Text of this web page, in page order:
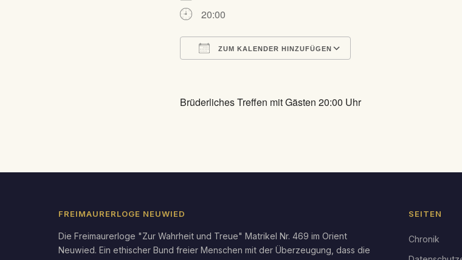
20:00
ZUM KALENDER HINZUFÜGEN
Brüderliches Treffen mit Gästen 20:00 Uhr
FREIMAURERLOGE NEUWIED
Die Freimaurerloge "Zur Wahrheit und Treue" Matrikel Nr. 469 im Orient
Neuwied. Ein ethischer Bund freier Menschen mit der Überzeugung, dass die
SEITEN
Chronik